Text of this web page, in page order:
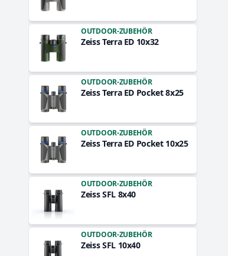
OUTDOOR-ZUBEHÖR
Zeiss Terra ED 10x32
OUTDOOR-ZUBEHÖR
Zeiss Terra ED Pocket 8x25
OUTDOOR-ZUBEHÖR
Zeiss Terra ED Pocket 10x25
OUTDOOR-ZUBEHÖR
Zeiss SFL 8x40
OUTDOOR-ZUBEHÖR
Zeiss SFL 10x40